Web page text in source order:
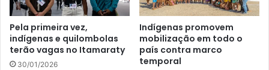
Pela primeira vez,
indígenas e quilombolas
terão vagas no Itamaraty
30/01/2026
Indígenas promovem
mobilização em todo o
país contra marco
temporal